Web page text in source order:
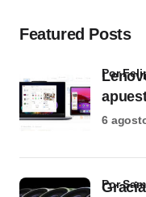
Featured Posts
por
6
por